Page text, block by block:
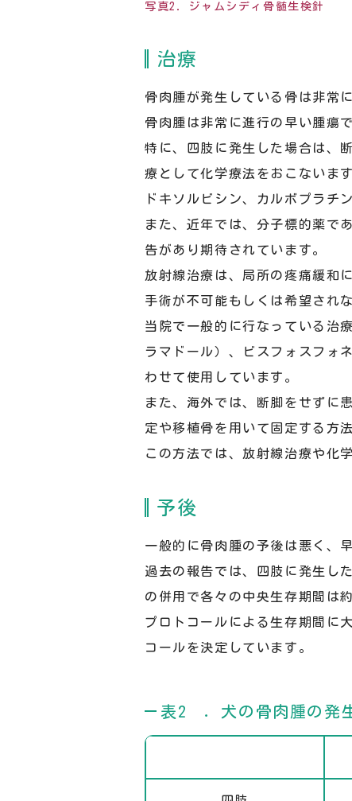
写真2．ジャムシディ骨髄生検針
治療
骨肉腫が発生している骨は非常
骨肉腫は非常に進行の早い腫瘍
特に、四肢に発生した場合は、
療として化学療法をおこないます
ドキソルビシン、カルボプラチ
また、近年では、分子標的薬で
告があり期待されています。
放射線治療は、局所の疼痛緩和
手術が不可能もしくは希望され
当院で一般的に行なっている治
ラマドール）、ビスフォスフォ
わせて使用しています。
また、海外では、断脚をせずに
定や移植骨を用いて固定する方
この方法では、放射線治療や化
予後
一般的に骨肉腫の予後は悪く、
過去の報告では、四肢に発生し
の併用で各々の中央生存期間
プロトコールによる生存期間に
コールを決定しています。
表2 ．犬の骨肉腫の発